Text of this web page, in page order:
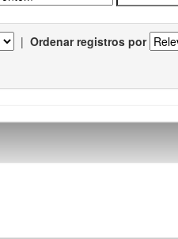
| Ordenar registros por